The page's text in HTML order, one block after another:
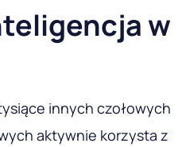
w
innych czołowych
aktywnie korzysta z